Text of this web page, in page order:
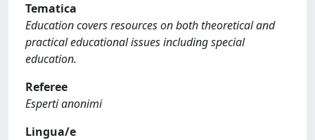
Tematica
Education covers resources on both theoretical and
practical educational issues including special
education.
Referee
Esperti anonimi
Lingua/e